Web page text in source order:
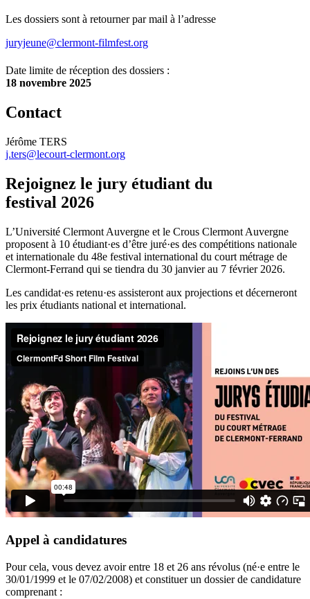
Les dossiers sont à retourner par mail à l’adresse
juryjeune@clermont-filmfest.org
Date limite de réception des dossiers :
18 novembre 2025
Contact
Jérôme TERS
j.ters@lecourt-clermont.org
Rejoignez le jury étudiant du
festival 2026
L’Université Clermont Auvergne et le Crous Clermont Auvergne
proposent à 10 étudiant·es d’être juré·es des compétitions nationale
et internationale du 48e festival international du court métrage de
Clermont-Ferrand qui se tiendra du 30 janvier au 7 février 2026.
Les candidat·es retenu·es assisteront aux projections et décerneront
les prix étudiants national et international.
Appel à candidatures
Pour cela, vous devez avoir entre 18 et 26 ans révolus (né·e entre le
30/01/1999 et le 07/02/2008) et constituer un dossier de candidature
comprenant :